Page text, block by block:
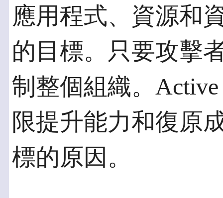
應用程式、資源和
的目標。只要攻擊
制整個組織。
限提升能力和復原
標的原因。